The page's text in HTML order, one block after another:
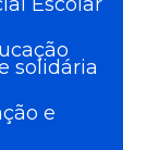
solidária
e